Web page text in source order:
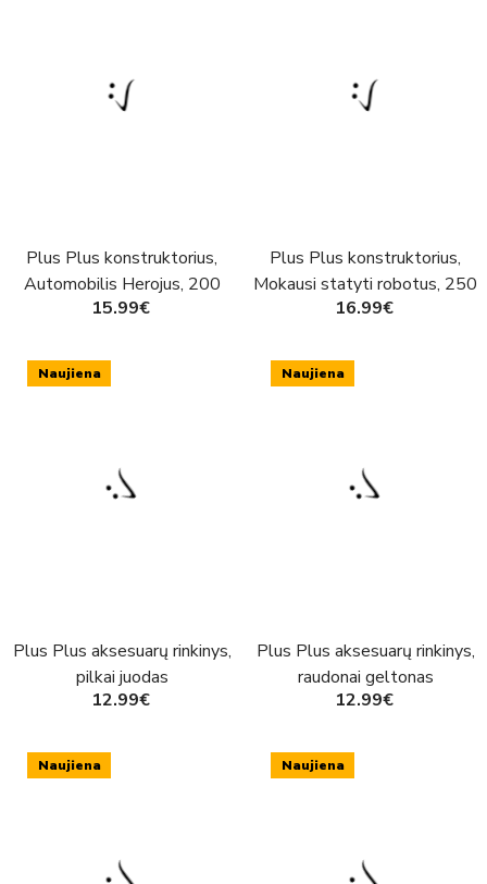
Plus Plus konstruktorius,
Automobilis Herojus, 200
det.
15.99€
Plus Plus konstruktorius,
Mokausi statyti robotus, 250
det.
16.99€
Naujiena
Plus Plus aksesuarų rinkinys,
pilkai juodas
12.99€
Naujiena
Plus Plus aksesuarų rinkinys,
raudonai geltonas
12.99€
Naujiena Naujiena